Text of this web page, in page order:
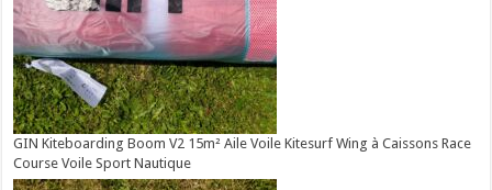
GIN Kiteboarding Boom V2 15m² Aile Voile Kitesurf Wing à Caissons Race
Course Voile Sport Nautique